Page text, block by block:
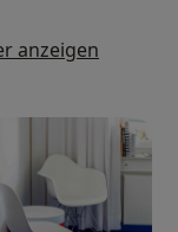
anzeigen